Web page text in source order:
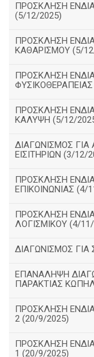
ΠΡΟΣΚΛΗΣΗ
(5/12/2025)
ΠΡΟΣΚΛΗΣΗ
ΚΑΘΑΡΙΣΜΟΥ (5/
ΠΡΟΣΚΛΗΣΗ
ΠΡΟΣΚΛΗΣΗ
ΚΑΛΥΨΗ (5/12/
ΔΙΑΓΩΝΙΣΜΟΣ
ΕΙΣΙΤΗΡΙΩΝ (3/12/
ΠΡΟΣΚΛΗΣΗ
ΕΠΙΚΟΙΝΩΝΙΑΣ (4/
ΠΡΟΣΚΛΗΣΗ
ΛΟΓΙΣΜΙΚΟΥ (4/
ΔΙΑΓΩΝΙΣΜΟΣ ΓΙΑ
ΕΠΑΝΑΛΗΨΗ
ΠΑΡΑΚΤΙΑΣ
ΠΡΟΣΚΛΗΣΗ
2 (20/9/2025)
ΠΡΟΣΚΛΗΣΗ
1 (20/9/2025)